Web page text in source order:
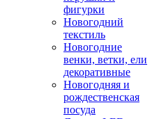
фигурки
Новогодний
текстиль
Новогодние
венки, ветки, ели
декоративные
Новогодняя и
рождественская
посуда